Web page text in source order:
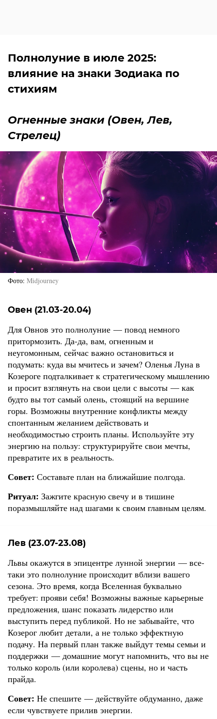
Полнолуние в июле 2025:
влияние на знаки Зодиака по
стихиям
Огненные знаки (Овен, Лев,
Стрелец)
Фото Midjourney
Овен (21.03-20.04)
Для Овнов это полнолуние — повод немного
притормозить. Да-да, вам, огненным и
неугомонным, сейчас важно остановиться и
подумать: куда вы мчитесь и зачем? Оленья Луна в
Козероге подталкивает к стратегическому мышлению
и просит взглянуть на свои цели с высоты — как
будто вы тот самый олень, стоящий на вершине
горы. Возможны внутренние конфликты между
спонтанным желанием действовать и
необходимостью строить планы. Используйте эту
энергию на пользу: структурируйте свои мечты,
превратите их в реальность.
Совет: Составьте план на ближайшие полгода.
Ритуал: Зажгите красную свечу и в тишине
поразмышляйте над шагами к своим главным целям.
Лев (23.07-23.08)
Львы окажутся в эпицентре лунной энергии — все-
таки это полнолуние происходит вблизи вашего
сезона. Это время, когда Вселенная буквально
требует: прояви себя! Возможны важные карьерные
предложения, шанс показать лидерство или
выступить перед публикой. Но не забывайте, что
Козерог любит детали, а не только эффектную
подачу. На первый план также выйдут темы семьи и
поддержки — домашние могут напомнить, что вы не
только король (или королева) сцены, но и часть
прайда.
Совет: Не спешите — действуйте обдуманно, даже
если чувствуете прилив энергии.